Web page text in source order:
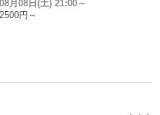
08月08日(土) 21:00～
2500円～